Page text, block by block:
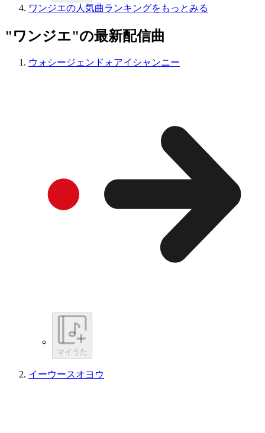
ワンジエの人気曲ランキングをもっとみる
"ワンジエ"の最新配信曲
ウォシージェンドォアイシャンニー
マイうた
イーウースオヨウ